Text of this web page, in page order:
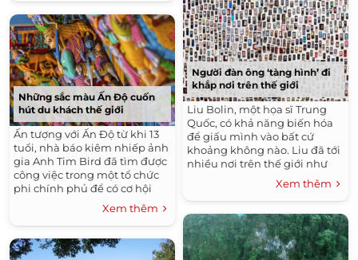
Những sắc màu Ấn Độ cuốn
hút du khách thế giới
Ấn tượng với Ấn Độ từ khi 13
tuổi, nhà báo kiêm nhiếp ảnh
gia Anh Tim Bird đã tìm được
công việc trong một tổ chức
phi chính phủ để có cơ hội
khám phá những sắc màu
cuộc sống đầy mê hoặc của
đất nước này.
Xem thêm
Người đàn ông ‘tàng hình’ đi
khắp nơi trên thế giới
Liu Bolin, một họa sĩ Trung
Quốc, có khả năng biến hóa
để giấu mình vào bất cứ
khoảng không nào. Liu đã tới
nhiều nơi trên thế giới như
Mỹ, Anh, Italy để thực hiện
những tác phẩm của mình.
Xem thêm